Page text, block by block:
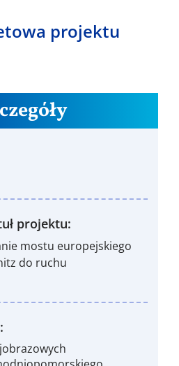
projektu
projektu:
mostu europejskiego
do ruchu